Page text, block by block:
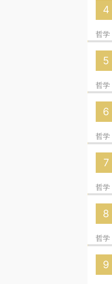
4
哲学
5
哲学
6
哲学
7
哲学
8
哲学
9